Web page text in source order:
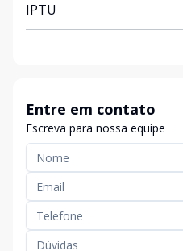
IPTU
Entre em contato
Escreva para nossa equipe